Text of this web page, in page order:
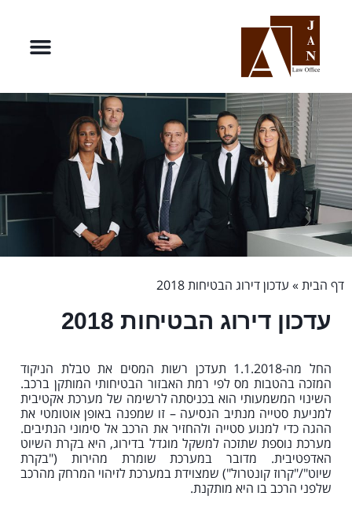
דף הבית » עדכון דירוג הבטיחות 2018
עדכון דירוג הבטיחות 2018
החל מה-1.1.2018 תעדכן רשות המסים את טבלת הניקוד
המזכה בהטבות מס לפי רמת האבזור הבטיחותי המותקן ברכב.
השינוי המשמעותי הוא בכניסתה לרשימה של מערכת אקטיבית
למניעת סטייה מנתיב הנסיעה – זו שמפנה באופן אוטומטי את
ההגה כדי למנוע סטייה ולהחזיר את הרכב אל סימוני הנתיבים.
מערכת נוספת שתזכה למשקל מוגדל בדירוג, היא בקרת השיוט
האדפטיבית. מדובר במערכת שומרת מהירות ("בקרת
שיוט"/"קרוז קונטרול") שמצוידת במערכת לזיהוי המרחק מהרכב
שלפני הרכב בו היא מותקנת.